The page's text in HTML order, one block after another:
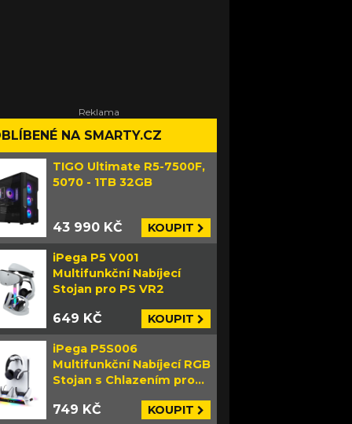
NA SMARTY.CZ
TIGO Ultimate R5-7500F,
5070 - 1TB 32GB
43 990 KČ KOUPIT
iPega P5 V001
Multifunkční Nabíjecí
Stojan pro PS VR2
649 KČ KOUPIT
iPega P5S006
Multifunkční Nabíjecí RGB
Stojan s Chlazením pro
749 KČ KOUPIT